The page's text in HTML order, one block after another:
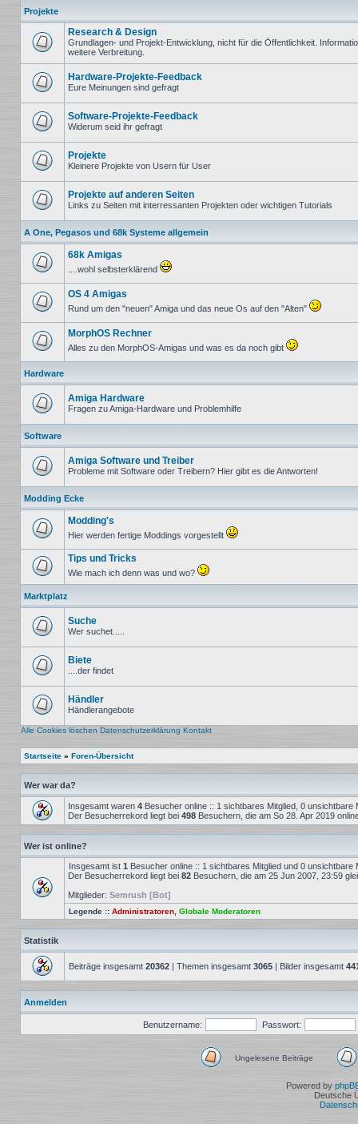
Projekte
Keine
ungelesenen
Beiträge
Research & Design
Grundlagen- und Projekt-Entwicklung, nicht für die Öffentlichkeit.
weitere Verbreitung.
ungelesenen
Beiträge
Hardware-Projekte-Feedback
Eure Meinungen sind gefragt
ungelesenen
Beiträge
Software-Projekte-Feedback
Widerum seid ihr gefragt
ungelesenen
Beiträge
Projekte
Kleinere Projekte von Usern für User
ungelesenen
Beiträge
Projekte auf anderen Seiten
Links zu Seiten mit interressanten Projekten oder wichtigen Tutorials
A One, Pegasos und 68k Systeme allgemein
ungelesenen
Beiträge
68k Amigas
....wohl selbsterklärend
ungelesenen
Beiträge
OS 4 Amigas
Rund um den "neuen" Amiga und das neue Os auf den "Alten"
ungelesenen
Beiträge
MorphOS Rechner
Alles zu den MorphOS-Amigas und was es da noch gibt
Hardware
ungelesenen
Beiträge
Amiga Hardware
Fragen zu Amiga-Hardware und Problemhilfe
Software
ungelesenen
Beiträge
Amiga Software und Treiber
Probleme mit Software oder Treibern? Hier gibt es die Antworten!
Modding Ecke
ungelesenen
Beiträge
Modding's
Hier werden fertige Moddings vorgestellt
Beiträge
Tips und Tricks
Wie mach ich denn was und wo?
Marktplatz
ungelesenen
Beiträge
Suche
Wer suchet.....
ungelesenen
Beiträge
Biete
....der findet
ungelesenen
Händler
Händlerangebote
Alle Cookies löschen Datenschutzerklärung Kontakt
Startseite » Foren-Übersicht
Wer war da?
Insgesamt waren 4 Besucher online :: 1 sichtbares Mitglied, 0
Der Besucherrekord liegt bei 498 Besuchern, die am So 28. Apr 2019
Wer ist online?
Insgesamt ist 1 Besucher online :: 1 sichtbares Mitglied und 0
Der Besucherrekord liegt bei 82 Besuchern, die am 25 Jun 2007, 23:59
Mitglieder: Semrush [Bot]
Legende :: Administratoren Globale Moderatoren
Statistik
Beiträge insgesamt 20362 | Themen insgesamt 3065 | Bilder insgesamt
Anmelden
Benutzername: Passwort:
Ungelesene Beiträge
Powered by
Deutsche